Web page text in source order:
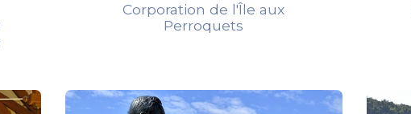
Corporation de l'Île aux
Perroquets